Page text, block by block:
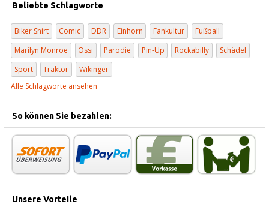
Beliebte Schlagworte
Biker Shirt Comic DDR Einhorn Fankultur
Fußball
Marilyn Monroe
Ossi Parodie Pin-Up Rockabilly
Schädel
Sport
Traktor
Wikinger
Alle Schlagworte ansehen
So können Sie bezahlen:
Unsere Vorteile